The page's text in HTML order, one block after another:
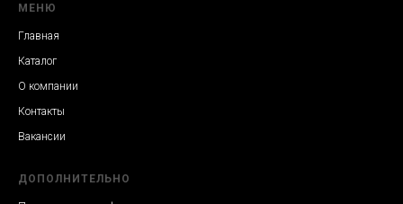
МЕНЮ
Главная
Каталог
О компании
Контакты
Вакансии
ДОПОЛНИТЕЛЬНО